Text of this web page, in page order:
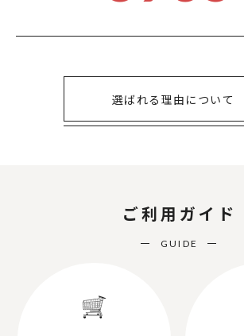
選ばれる理由について
ご利用ガイド
GUIDE